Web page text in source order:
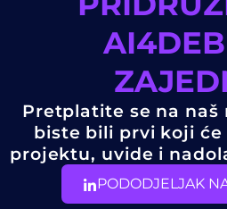
Pretplatite se na
biste bili prvi koji
projektu, uvide i
PODODJELJAK